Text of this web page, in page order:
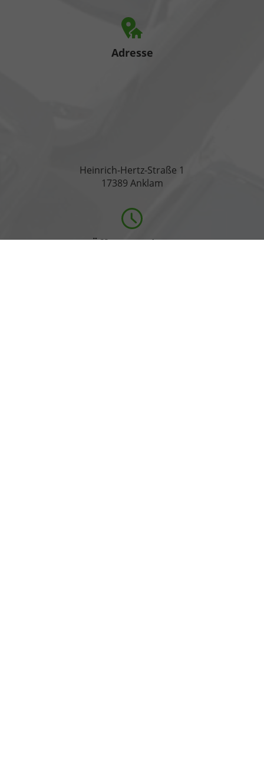
Adresse
Heinrich-Hertz-Straße 1
17389 Anklam
Öffnungszeiten